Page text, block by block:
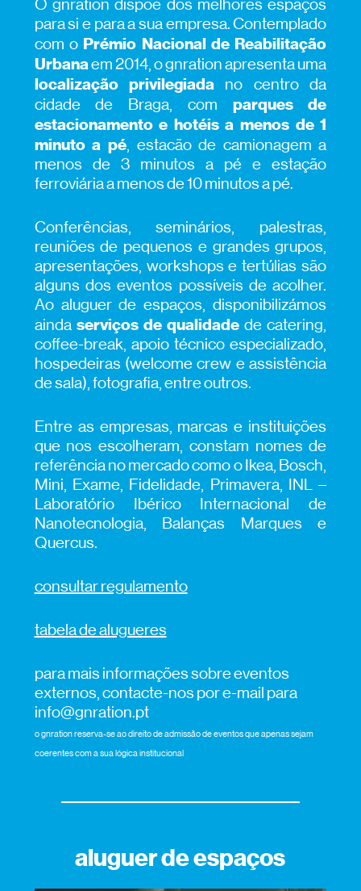
O gnration dispõe dos melhores espaços
para si e para a sua empresa. Contemplado
com o Prémio Nacional de Reabilitação
Urbanaem 2014, o gnration apresenta uma
localização privilegiada no centro da
cidade de Braga, com parques de
estacionamento e hotéis a menos de 1
minuto a pé, estacão de camionagem a
menos de 3 minutos a pé e estação
ferroviária a menos de 10 minutos a pé.
Conferências, seminários, palestras,
reuniões de pequenos e grandes grupos,
apresentações, workshops e tertúlias são
alguns dos eventos possíveis de acolher.
Ao aluguer de espaços, disponibilizámos
ainda serviços de qualidade de catering,
coffee-break, apoio técnico especializado,
hospedeiras (welcome crew e assistência
de sala), fotografia, entre outros.
Entre as empresas, marcas e instituições
que nos escolheram, constam nomes de
referência no mercado como o Ikea, Bosch,
Mini, Exame, Fidelidade, Primavera, INL –
Laboratório Ibérico Internacional de
Nanotecnologia, Balanças Marques e
Quercus.
consultar regulamento
tabela de alugueres
para mais informações sobre eventos
externos, contacte-nos por e-mail para
info@gnration.pt
o gnration reserva-se ao direito de admissão de eventos que apenas sejam
coerentes com a sua lógica institucional
aluguer de espaços